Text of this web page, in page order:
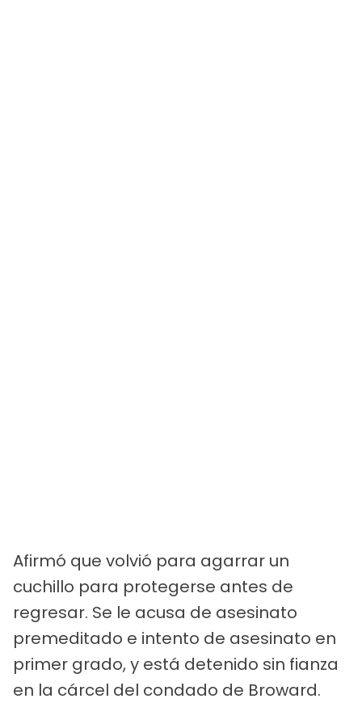
Afirmó que volvió para agarrar un
cuchillo para protegerse antes de
regresar. Se le acusa de asesinato
premeditado e intento de asesinato en
primer grado, y está detenido sin fianza
en la cárcel del condado de Broward.